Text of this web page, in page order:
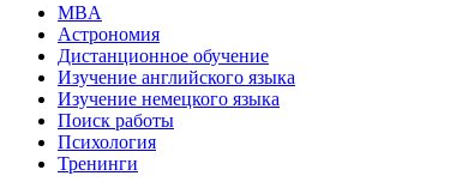
MBA
Астрономия
Дистанционное обучение
Изучение английского языка
Изучение немецкого языка
Поиск работы
Психология
Тренинги